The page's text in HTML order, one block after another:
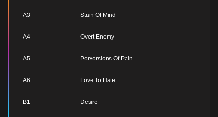
A3 Stain Of Mind
A4 Overt Enemy
A5 Perversions Of Pain
A6 Love To Hate
B1 Desire